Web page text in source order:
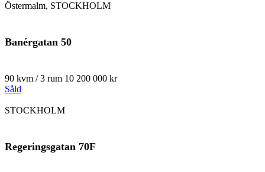
Östermalm, STOCKHOLM
Banérgatan 50
90 kvm / 3 rum 10 200 000 kr
Såld
STOCKHOLM
Regeringsgatan 70F